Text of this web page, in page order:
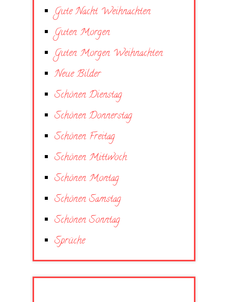
Gute Nacht Weihnachten
Guten Morgen
Guten Morgen Weihnachten
Neue Bilder
Schönen Dienstag
Schönen Donnerstag
Schönen Freitag
Schönen Mittwoch
Schönen Montag
Schönen Samstag
Schönen Sonntag
Sprüche